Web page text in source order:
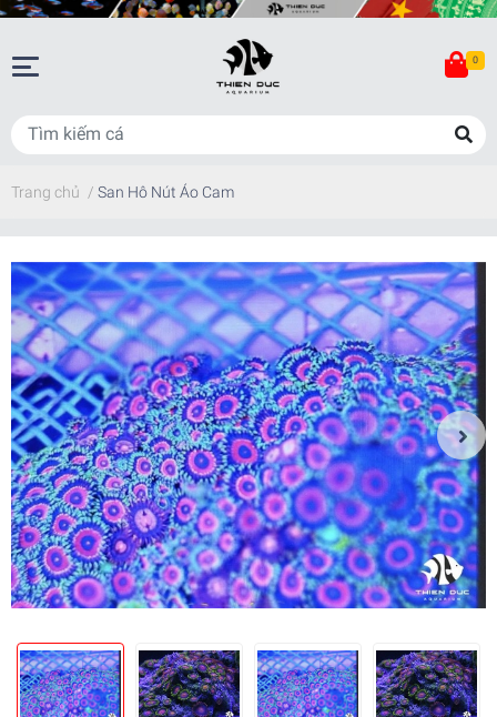
0
Trang chủ / San Hô Nút Áo Cam